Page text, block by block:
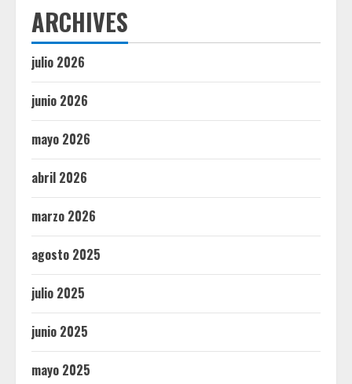
ARCHIVES
julio 2026
junio 2026
mayo 2026
abril 2026
marzo 2026
agosto 2025
julio 2025
junio 2025
mayo 2025